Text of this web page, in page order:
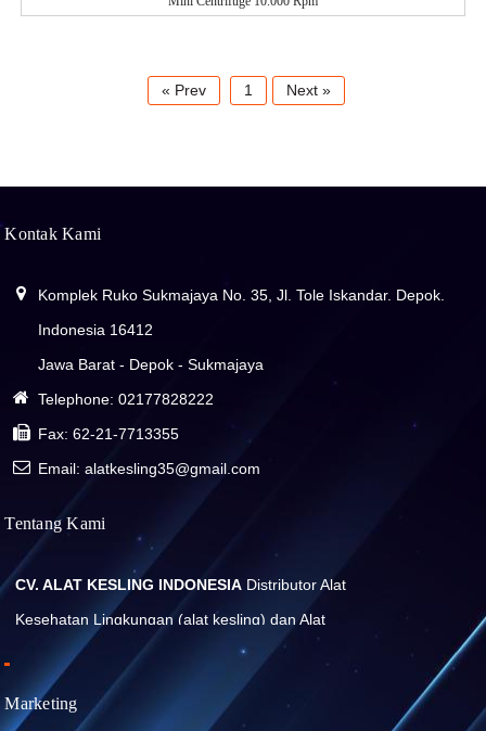
« Prev 1 Next »
Kontak Kami
Komplek Ruko Sukmajaya No. 35, Jl. Tole Iskandar. Depok.
Indonesia 16412
Jawa Barat - Depok - Sukmajaya
Telephone:02177828222
Fax:62-21-7713355
Email: alatkesling35@gmail.com
Tentang Kami
CV. ALAT KESLING INDONESIA Distributor Alat
Kesehatan Lingkungan (alat kesling) dan Alat
Laboratorium
Marketing